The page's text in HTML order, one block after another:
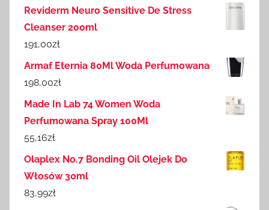
Reviderm Neuro Sensitive De Stress
Cleanser 200ml
191,00zł
Armaf Eternia 80Ml Woda Perfumowana
198,00zł
Made In Lab 74 Women Woda
Perfumowana Spray 100Ml
55,16zł
Olaplex No.7 Bonding Oil Olejek Do
Włosów 30ml
83,99zł